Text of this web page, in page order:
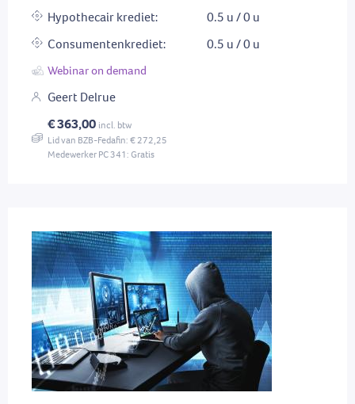
Hypothecair krediet:
0.5 u / 0 u
Consumentenkrediet:
0.5 u / 0 u
Webinar on demand
Geert Delrue
€ 363,00 incl. btw
Lid van BZB-Fedafin: € 272,25
Medewerker PC 341: Gratis